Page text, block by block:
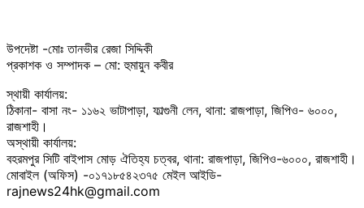
উপদেষ্টা -মোঃ তানভীর রেজা সিদ্দিকী
প্রকাশক ও সম্পাদক – মো: হুমায়ুন কবীর
স্থায়ী কার্যালয়:
ঠিকানা- বাসা নং- ১১৬২ ভাটাপাড়া, ফাল্গুনী লেন, থানা: রাজপাড়া, জিপিও- ৬০০০,
রাজশাহী।
অস্থায়ী কার্যালয়:
বহরমপুর সিটি বাইপাস মোড় ঐতিহ্য চত্বর, থানা: রাজপাড়া, জিপিও-৬০০০, রাজশাহী।
মোবাইল (অফিস) -০১৭১৮৫৪২৩৭৫ মেইল আইডি-
rajnews24hk@gmail.com